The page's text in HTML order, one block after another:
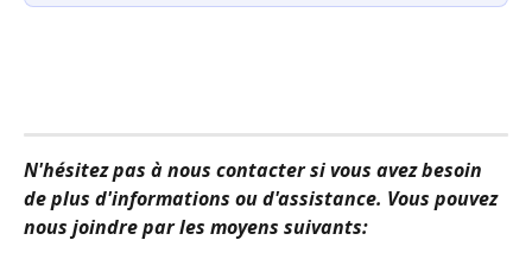
N'hésitez pas à nous contacter si vous avez besoin
de plus d'informations ou d'assistance. Vous pouvez
nous joindre par les moyens suivants: